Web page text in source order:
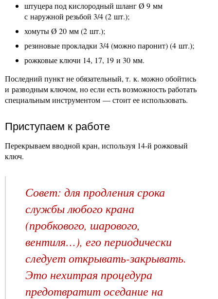
штуцера под кислородный шланг Ø 9 мм
с наружной резьбой 3/4 (2 шт.);
хомуты Ø 20 мм (2 шт.);
резиновые прокладки 3/4 (можно паронит) (4 шт.);
рожковые ключи 14, 17, 19 и 30 мм.
Последний пункт не обязательный, т. к. можно обойтись
и разводным ключом, но если есть возможность работать
специальным инструментом — стоит ее использовать.
Приступаем к работе
Перекрываем вводной кран, используя 14-й рожковый
ключ.
Совет: для продления срока
службы любого крана
(пробкового, шарового,
вентиля…), его периодически
следует открывать-закрывать.
Это нехитрая процедура
предотвратит оседание на